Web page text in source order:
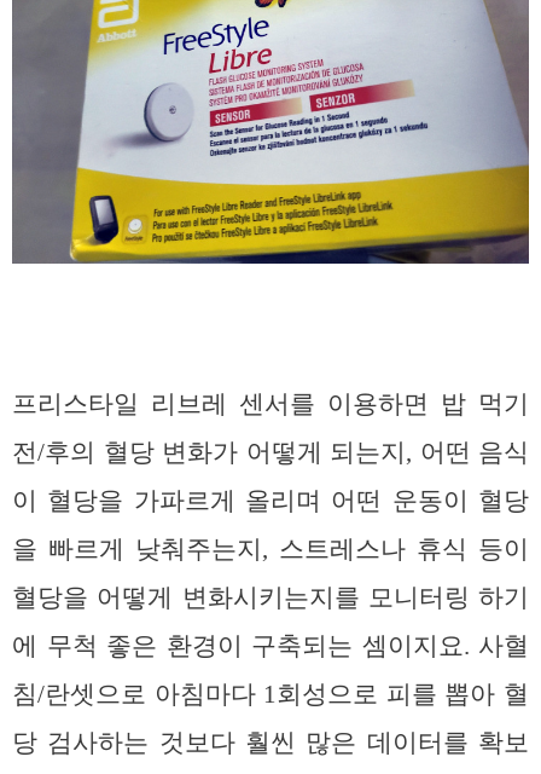
프리스타일 리브레 센서를 이용하면 밥 먹기
전/후의 혈당 변화가 어떻게 되는지, 어떤 음식
이 혈당을 가파르게 올리며 어떤 운동이 혈당
을 빠르게 낮춰주는지, 스트레스나 휴식 등이
혈당을 어떻게 변화시키는지를 모니터링 하기
에 무척 좋은 환경이 구축되는 셈이지요. 사혈
침/란셋으로 아침마다 1회성으로 피를 뽑아 혈
당 검사하는 것보다 훨씬 많은 데이터를 확보